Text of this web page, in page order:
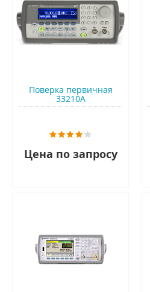
Поверка первичная
33210A
Цена по запросу